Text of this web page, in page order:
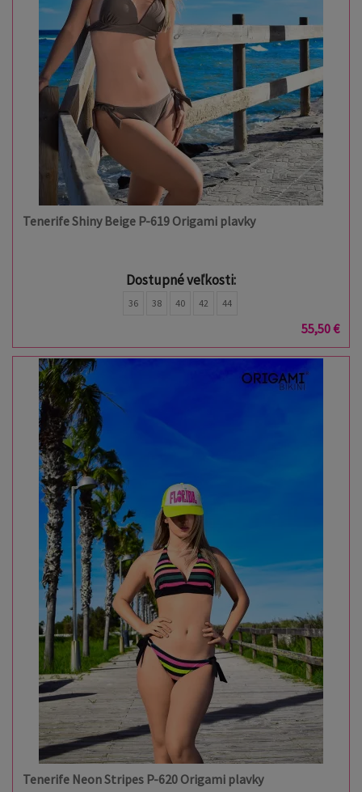
Tenerife Shiny Beige P-619 Origami plavky
Dostupné veľkosti:
36 38 40 42 44
55,50 €
Tenerife Neon Stripes P-620 Origami plavky